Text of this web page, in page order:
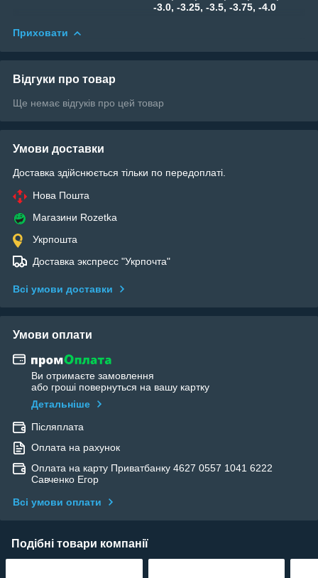
-3.0, -3.25, -3.5, -3.75, -4.0
Приховати
Відгуки про товар
Ще немає відгуків про цей товар
Умови доставки
Доставка здійснюється тільки по передоплаті.
Нова Пошта
Магазини Rozetka
Укрпошта
Доставка экспресс "Укрпочта"
Всі умови доставки
Умови оплати
Ви отримаєте замовлення
або гроші повернуться на вашу картку
Детальніше
Післяплата
Оплата на рахунок
Оплата на карту Приватбанку 4627 0557 1041 6222
Савченко Егор
Всі умови оплати
Подібні товари компанії